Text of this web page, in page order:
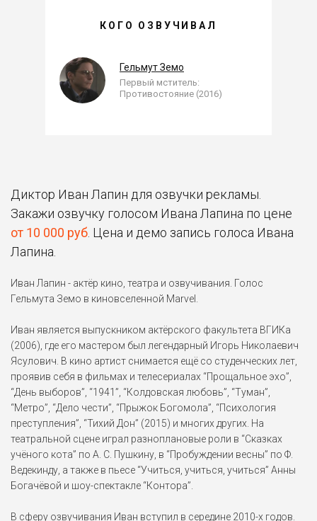
ИВАН ЛАПИН —
КОГО ОЗВУЧИВАЛ
Гельмут Земо
Первый мститель:
Противостояние (2016)
Диктор Иван Лапин для озвучки рекламы.
Закажи озвучку голосом Ивана Лапина по цене
от 10 000 руб . Цена и демо запись голоса Ивана
Лапина.
Иван Лапин - актёр кино, театра и озвучивания. Голос
Гельмута Земо в киновселенной Marvel.
Иван является выпускником актёрского факультета ВГИКа
(2006), где его мастером был легендарный Игорь Николаевич
Ясулович. В кино артист снимается ещё со студенческих лет,
проявив себя в фильмах и телесериалах “Прощальное эхо”,
“День выборов”, “1941”, “Колдовская любовь”, “Туман”,
“Метро”, “Дело чести”, “Прыжок Богомола”, “Психология
преступления”, “Тихий Дон” (2015) и многих других. На
театральной сцене играл разноплановые роли в “Сказках
учёного кота” по А. С. Пушкину, в “Пробуждении весны” по Ф.
Ведекинду, а также в пьесе “Учиться, учиться, учиться” Анны
Богачёвой и шоу-спектакле “Контора”.
В сферу озвучивания Иван вступил в середине 2010-х годов.